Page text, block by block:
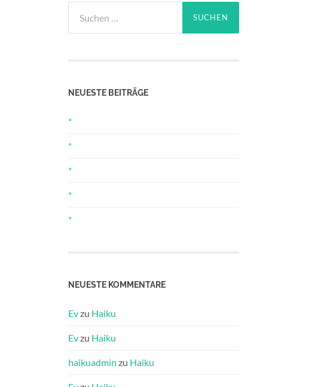
nach:
NEUESTE BEITRÄGE
*
*
*
*
*
NEUESTE KOMMENTARE
Evzu Haiku
Evzu Haiku
haikuadmin zu Haiku